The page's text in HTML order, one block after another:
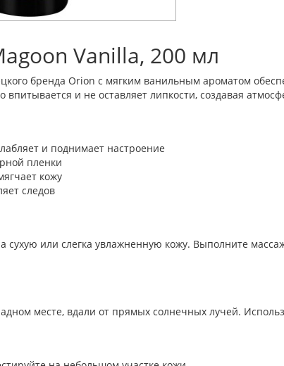
Vanilla, 200 мл
бренда Orion с мягким ванильным ароматом
впитывается и не оставляет липкости, создавая
и поднимает настроение
пленки
кожу
следов
сухую или слегка увлажненную кожу. Выполните
месте, вдали от прямых солнечных лучей.